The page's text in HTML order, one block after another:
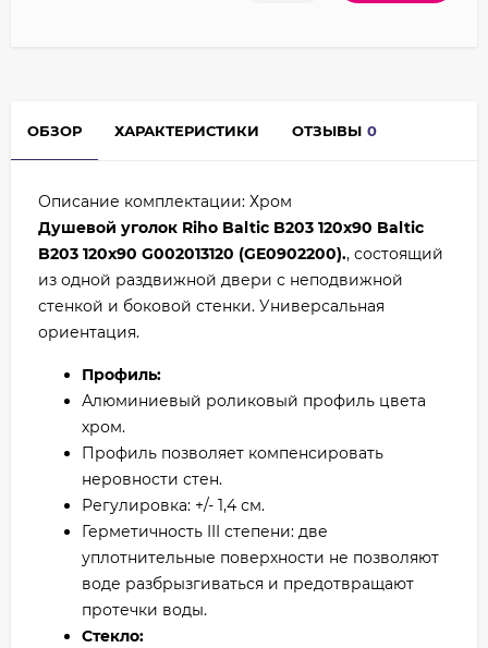
ОБЗОР ХАРАКТЕРИСТИКИ ОТЗЫВЫ 0
Описание комплектации: Хром
Душевой уголок Riho Baltic B203 120x90 Baltic
B203 120x90 G002013120 (GE0902200)., состоящий
из одной раздвижной двери с неподвижной
стенкой и боковой стенки. Универсальная
ориентация.
Профиль:
Алюминиевый роликовый профиль цвета
хром.
Профиль позволяет компенсировать
неровности стен.
Регулировка: +/- 1,4 см.
Герметичность III степени: две
уплотнительные поверхности не позволяют
воде разбрызгиваться и предотвращают
протечки воды.
Стекло: